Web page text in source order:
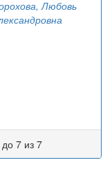
Любовь
7 из 7